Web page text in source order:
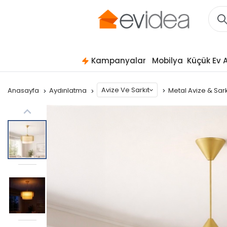
Kampanyalar Mobilya Küçük Ev
Anasayfa Aydınlatma Avize Ve Sarkıt Metal Avize &